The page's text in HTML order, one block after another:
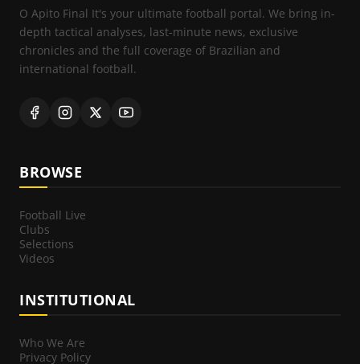
O Apito Final It's your ultimate football portal. We bring in-
depth tactical analyses, last-minute news, exclusive
chronicles and the full coverage of Brazilian and
international football.
BROWSE
Football Live
Clubs
Selections
Videos
INSTITUTIONAL
Who We Are
Privacy Policy